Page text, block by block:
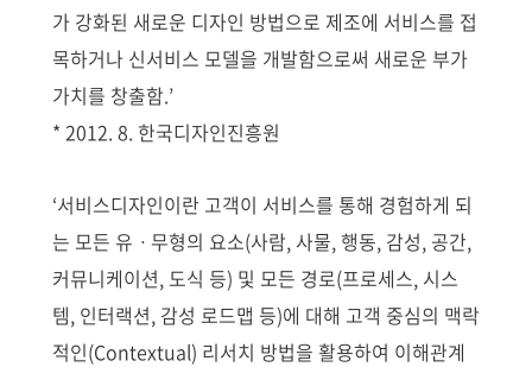
가 강화된 새로운 디자인 방법으로 제조에 서비스를 접
목하거나 신서비스 모델을 개발함으로써 새로운 부가
가치를 창출함.’
* 2012. 8. 한국디자인진흥원
‘서비스디자인이란 고객이 서비스를 통해 경험하게 되
는 모든 유ㆍ무형의 요소(사람, 사물, 행동, 감성, 공간,
커뮤니케이션, 도식 등) 및 모든 경로(프로세스, 시스
템, 인터랙션, 감성 로드맵 등)에 대해 고객 중심의 맥락
적인(Contextual) 리서치 방법을 활용하여 이해관계